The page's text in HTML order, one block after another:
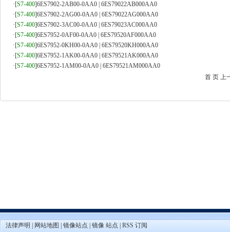
·[S7-400]6ES7902-2AB00-0AA0 | 6ES79022AB000AA0
·[S7-400]6ES7902-2AG00-0AA0 | 6ES79022AG000AA0
·[S7-400]6ES7902-3AC00-0AA0 | 6ES79023AC000AA0
·[S7-400]6ES7952-0AF00-0AA0 | 6ES79520AF000AA0
·[S7-400]6ES7952-0KH00-0AA0 | 6ES79520KH000AA0
·[S7-400]6ES7952-1AK00-0AA0 | 6ES79521AK000AA0
·[S7-400]6ES7952-1AM00-0AA0 | 6ES79521AM000AA0
首 页 上
法律声明 网站地图 镜像站点 镜像 站点
RSS 订阅